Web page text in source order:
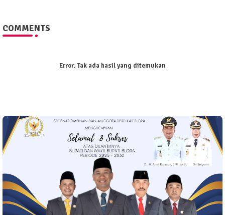
COMMENTS
Error:Tak ada hasil yang ditemukan